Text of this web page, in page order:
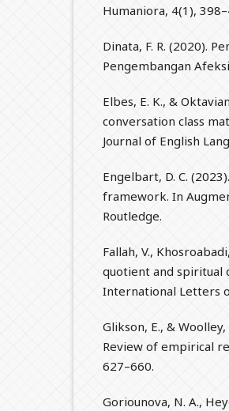
Humaniora, 4(1),
Dinata, F. R. (2020).
Pengembangan
Elbes, E. K., &
conversation class
Journal of English
Engelbart, D. C.
framework. In
Routledge.
Fallah, V.,
quotient and spiritual
International Letters
Glikson, E., &
Review of empirical
627–660.
Goriounova, N. A.,